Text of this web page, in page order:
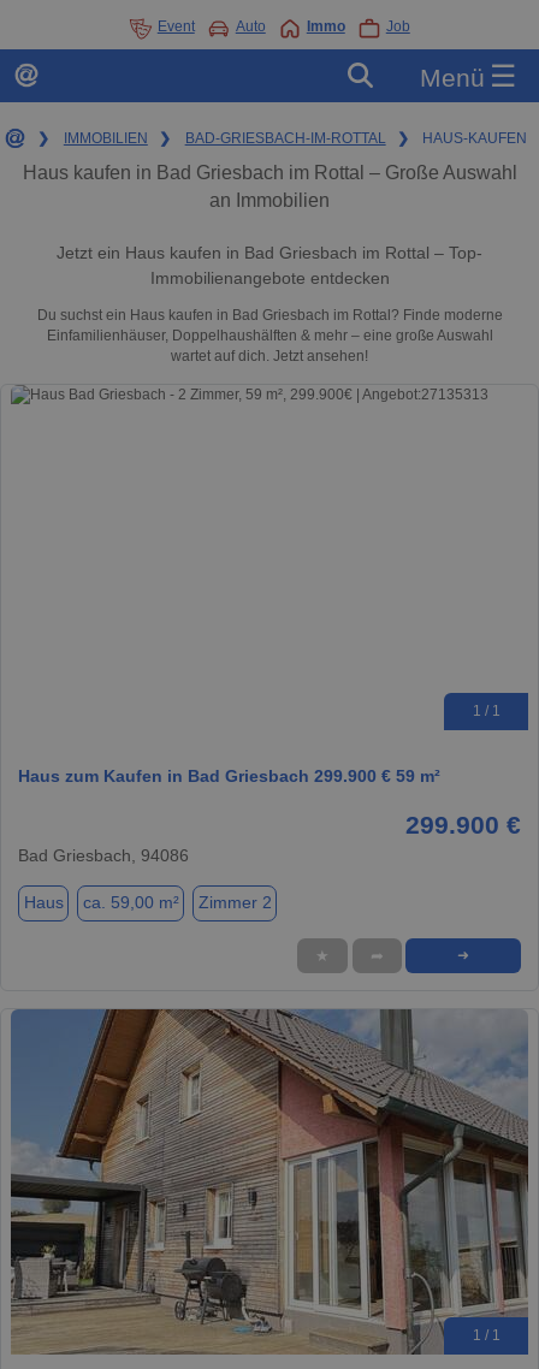
Event Auto Immo Job
Menü ☰
❯ IMMOBILIEN ❯ BAD-GRIESBACH-IM-ROTTAL ❯ HAUS-KAUFEN
Haus kaufen in Bad Griesbach im Rottal – Große Auswahl
an Immobilien
Jetzt ein Haus kaufen in Bad Griesbach im Rottal – Top-
Immobilienangebote entdecken
Du suchst ein Haus kaufen in Bad Griesbach im Rottal? Finde moderne
Einfamilienhäuser, Doppelhaushälften & mehr – eine große Auswahl
wartet auf dich. Jetzt ansehen!
1 / 1
Haus zum Kaufen in Bad Griesbach 299.900 € 59 m²
299.900 €
Bad Griesbach, 94086
Haus ca. 59,00 m² Zimmer 2
★ ➦ ➜
1 / 1